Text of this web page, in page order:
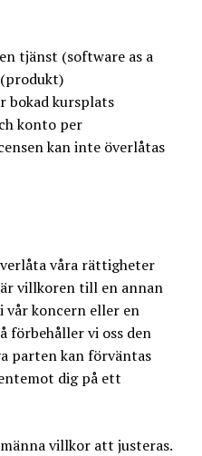
tjänst (software as a
bokad kursplats
konto per
kan inte överlåtas
våra rättigheter
villkoren till en annan
koncern eller en
förbehåller vi oss den
parten kan förväntas
dig på ett
villkor att justeras.